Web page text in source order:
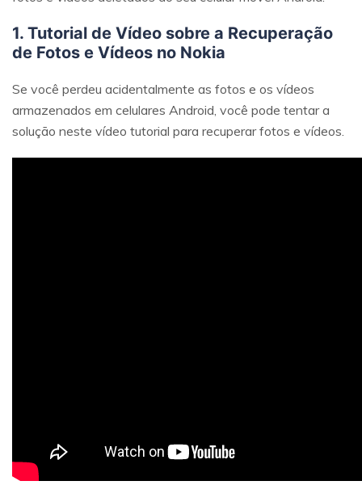
1. Tutorial de Vídeo sobre a Recuperação
de Fotos e Vídeos no Nokia
Se você perdeu acidentalmente as fotos e os vídeos
armazenados em celulares Android, você pode tentar a
solução neste vídeo tutorial para recuperar fotos e vídeos.